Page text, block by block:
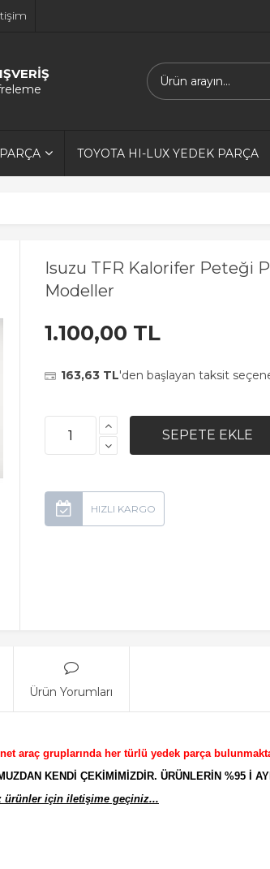
TOYOTA HI-LUX YEDEK PARÇA
Isuzu TFR Kalorifer Peteği
Modeller
1.100,00 TL
163,63 TL'den başlayan taksit
Ürün Yorumları
araç gruplarında her türlü yedek parça
KENDİ ÇEKİMİMİZDİR. ÜRÜNLERİN %95 İ
ürünler için iletişime geçiniz...